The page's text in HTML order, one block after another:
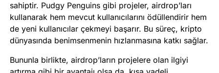
sahiptir. Pudgy Penguins gibi projeler, airdrop’ları
kullanarak hem mevcut kullanıcılarını ödüllendirir hem
de yeni kullanıcılar çekmeyi başarır. Bu süreç, kripto
dünyasında benimsenmenin hızlanmasına katkı sağlar.
Bununla birlikte, airdrop’ların projelere olan ilgiyi